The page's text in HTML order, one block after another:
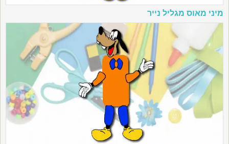
מיני מאוס מגליל נייר